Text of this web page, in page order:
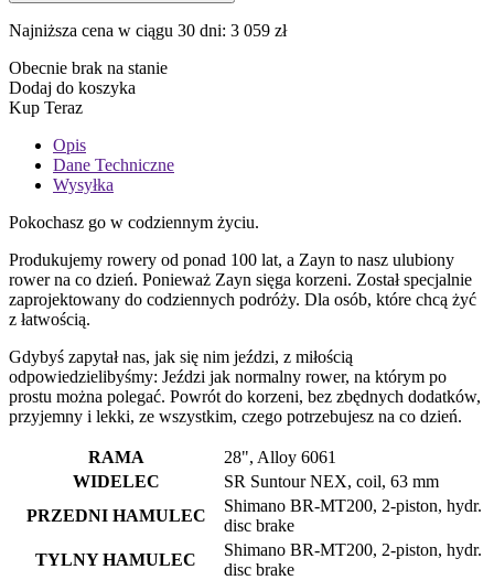
Najniższa cena w ciągu 30 dni: 3 059 zł
Obecnie brak na stanie
Dodaj do koszyka
Kup Teraz
Opis
Dane Techniczne
Wysyłka
Pokochasz go w codziennym życiu.
Produkujemy rowery od ponad 100 lat, a Zayn to nasz ulubiony
rower na co dzień. Ponieważ Zayn sięga korzeni. Został specjalnie
zaprojektowany do codziennych podróży. Dla osób, które chcą żyć
z łatwością.
Gdybyś zapytał nas, jak się nim jeździ, z miłością
odpowiedzielibyśmy: Jeździ jak normalny rower, na którym po
prostu można polegać. Powrót do korzeni, bez zbędnych dodatków,
przyjemny i lekki, ze wszystkim, czego potrzebujesz na co dzień.
RAMA
28", Alloy 6061
WIDELEC
SR Suntour NEX, coil, 63 mm
PRZEDNI HAMULEC
Shimano BR-MT200, 2-piston, hydr.
disc brake
TYLNY HAMULEC
Shimano BR-MT200, 2-piston, hydr.
disc brake